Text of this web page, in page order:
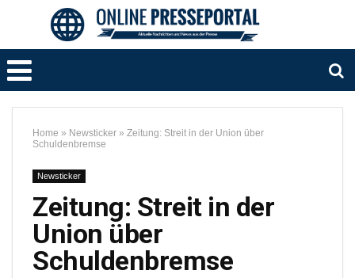
Home » Newsticker » Zeitung: Streit in der Union über
Schuldenbremse
Newsticker
Zeitung: Streit in der
Union über
Schuldenbremse